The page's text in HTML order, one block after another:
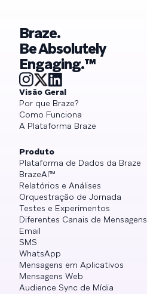
Braze.
Be Absolutely
Engaging.™
Visão Geral
Por que Braze?
Como Funciona
A Plataforma Braze
Produto
Plataforma de Dados da Braze
BrazeAI™
Relatórios e Análises
Orquestração de Jornada
Testes e Experimentos
Diferentes Canais de Mensagens
Email
SMS
WhatsApp
Mensagens em Aplicativos
Mensagens Web
Audience Sync de Mídia